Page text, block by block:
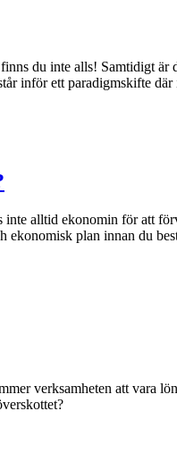
du inte alls! Samtidigt är
inför ett paradigmskifte
alltid ekonomin för att
plan innan du
verksamheten att vara